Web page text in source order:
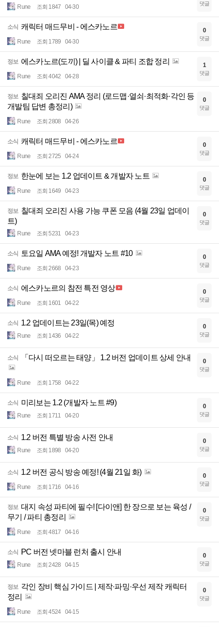
Rune 조회 1847 04-30 댓글
소식 캐릭터 매드무비 - 에스카노르
Rune 조회 1789 04-30
0
댓글
정보 에스카노르(도끼) | 딜 사이클 & 파티 조합 정리
Rune 조회 4042 04-28
1
댓글
정보 칠대죄 오리진 AMA 정리 (로드맵·열쇠·최적화·각인 등
개발팀 답변 총정리)
Rune 조회 2808 04-26
0
댓글
소식 캐릭터 매드무비 - 에스카노르
Rune 조회 2725 04-24
0
댓글
정보 한눈에 보는 1.2 업데이트 & 개발자 노트
Rune 조회 1649 04-23
0
댓글
정보 칠대죄 오리진 사용 가능 쿠폰 모음 (4월 23일 업데이
트)
Rune 조회 5231 04-23
0
댓글
소식 토요일 AMA 예정! 개발자 노트 #10
Rune 조회 2668 04-23
0
댓글
소식 에스카노르의 참전 특전 영상
Rune 조회 1601 04-22
0
댓글
소식 1.2 업데이트는 23일(목) 예정
Rune 조회 1436 04-22
0
댓글
소식 「다시 떠오르는 태양」 1.2 버전 업데이트 상세 안내
Rune 조회 1758 04-22
0
댓글
소식 미리보는 1.2 (개발자 노트 #9)
Rune 조회 1711 04-20
0
댓글
소식 1.2 버전 특별 방송 사전 안내
Rune 조회 1898 04-20
0
댓글
소식 1.2 버전 공식 방송 예정! (4월 21일 화)
Rune 조회 1716 04-16
0
댓글
정보 대지 속성 파티에 필수! [다이앤] 한 장으로 보는 육성 /
무기 / 파티 총정리
Rune 조회 4817 04-16
0
댓글
소식 PC 버전 넷마블 런처 출시 안내
Rune 조회 2428 04-15
0
댓글
정보 각인 장비 핵심 가이드 | 제작·파밍·우선 제작 캐릭터
정리
Rune 조회 4524 04-15
0
댓글